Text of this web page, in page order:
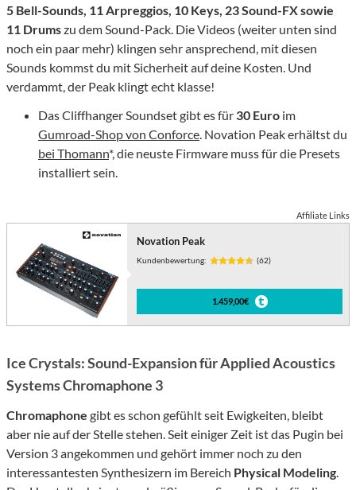
5 Bell-Sounds, 11 Arpreggios, 10 Keys, 23 Sound-FX sowie
11 Drumszu dem Sound-Pack. Die Videos (weiter unten sind
noch ein paar mehr) klingen sehr ansprechend, mit diesen
Sounds kommst du mit Sicherheit auf deine Kosten. Und
verdammt, der Peak klingt echt klasse!
Das Cliffhanger Soundset gibt es für 30 Euro im
Gumroad-Shop von Conforce. Novation Peak erhältst du
bei Thomann*, die neuste Firmware muss für die Presets
installiert sein.
Affiliate Links
Novation Peak
Kundenbewertung: (62)
1.459,00€
Ice Crystals: Sound-Expansion für Applied Acoustics
Systems Chromaphone 3
Chromaphone gibt es schon gefühlt seit Ewigkeiten, bleibt
aber nie auf der Stelle stehen. Seit einiger Zeit ist das Pugin bei
Version 3 angekommen und gehört immer noch zu den
interessantesten Synthesizern im Bereich Physical Modeling.